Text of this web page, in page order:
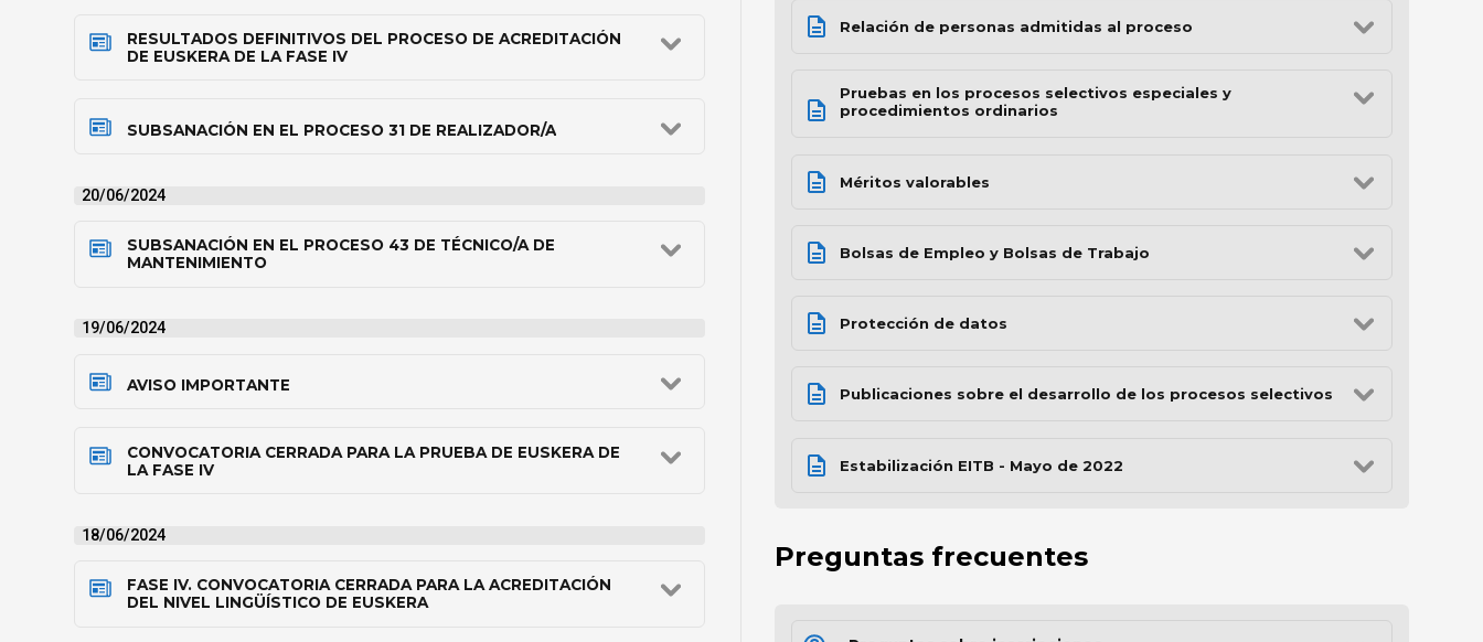
RESULTADOS DEFINITIVOS DEL PROCESO DE ACREDITACIÓN
DE EUSKERA DE LA FASE IV
SUBSANACIÓN EN EL PROCESO 31 DE REALIZADOR/A
20/06/2024
SUBSANACIÓN EN EL PROCESO 43 DE TÉCNICO/A DE
MANTENIMIENTO
19/06/2024
AVISO IMPORTANTE
CONVOCATORIA CERRADA PARA LA PRUEBA DE EUSKERA DE
LA FASE IV
18/06/2024
FASE IV. CONVOCATORIA CERRADA PARA LA ACREDITACIÓN
DEL NIVEL LINGÜÍSTICO DE EUSKERA
Relación de personas admitidas al proceso
Pruebas en los procesos selectivos especiales y
procedimientos ordinarios
Méritos valorables
Bolsas de Empleo y Bolsas de Trabajo
Protección de datos
Publicaciones sobre el desarrollo de los procesos selectivos
Estabilización EITB - Mayo de 2022
Preguntas frecuentes